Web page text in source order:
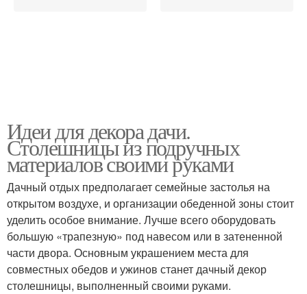
Идеи для декора дачи.
Столешницы из подручных
материалов своими руками
Дачный отдых предполагает семейные застолья на
открытом воздухе, и организации обеденной зоны стоит
уделить особое внимание. Лучше всего оборудовать
большую «трапезную» под навесом или в затененной
части двора. Основным украшением места для
совместных обедов и ужинов станет дачный декор
столешницы, выполненный своими руками.